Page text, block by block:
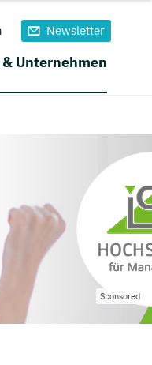
Newsletter
Unternehmen
Sponsored